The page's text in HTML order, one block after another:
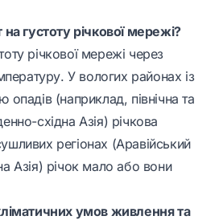
густоту річкової мережі?
річкової мережі через
У вологих районах із
опадів (наприклад, північна та
східна Азія) річкова
регіонах (Аравійський
Азія) річок мало або вони
умов живлення та